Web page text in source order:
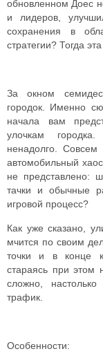
обновленном Доес
и лидеров,
сохранения в
стратегии? Тогда
За окном
городок. Именно
начала вам
улочкам
ненадолго. Совсем
автомобильный
не представлено:
тачки и обычные
игровой процесс?
Как уже сказано,
мчится по своим
точки и в конце
стараясь при этом
сложно,
трафик.
Особенности: